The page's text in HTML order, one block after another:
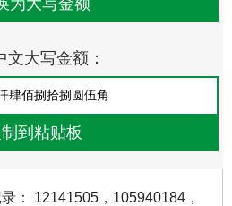
文大写金额：
： 12141505 ， 105940184 ，